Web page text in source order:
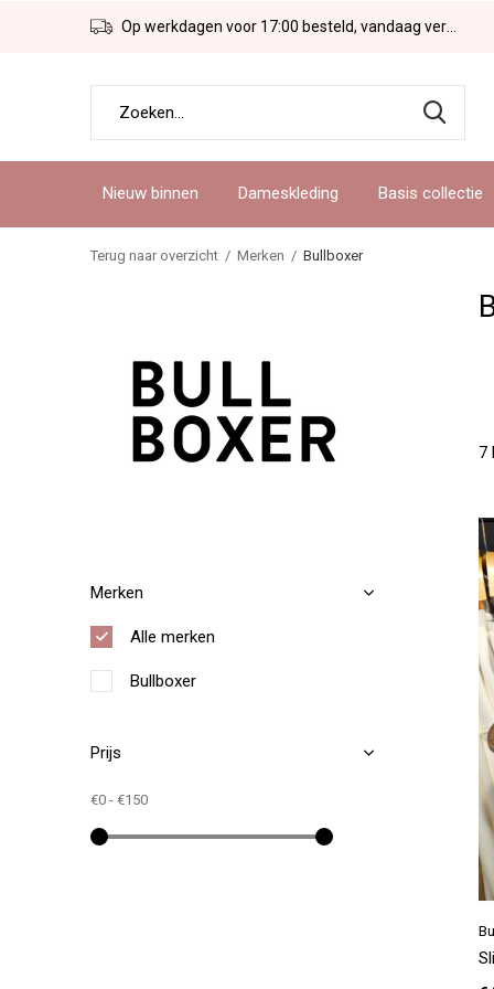
Nieuw binnen Dameskleding Basis collectie
Op werkdagen voor 17:00 besteld, vandaag verzonden!
Terug naar overzicht Merken Bullboxer
7
Merken
Alle merken
Bullboxer
Prijs
€0 - €150